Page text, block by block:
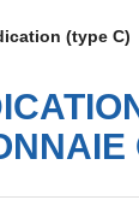
(type C)